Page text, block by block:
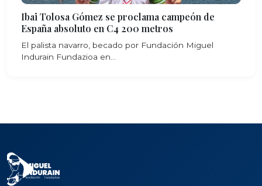
Ibai Tolosa Gómez se proclama campeón de
España absoluto en C4 200 metros
El palista navarro, becado por Fundación Miguel
Indurain Fundazioa en...